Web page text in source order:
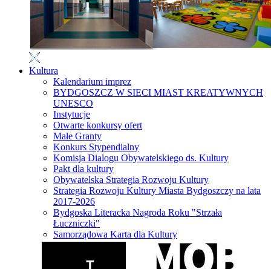
Kultura
Kalendarium imprez
BYDGOSZCZ W SIECI MIAST KREATYWNYCH
UNESCO
Instytucje
Otwarte konkursy ofert
Małe Granty
Konkurs Stypendialny
Komisja Dialogu Obywatelskiego ds. Kultury
Pakt dla kultury
Obywatelska Strategia Rozwoju Kultury
Strategia Rozwoju Kultury Miasta Bydgoszczy na lata
2017-2026
Bydgoska Literacka Nagroda Roku "Strzała
Łuczniczki"
Samorządowa Karta dla Kultury